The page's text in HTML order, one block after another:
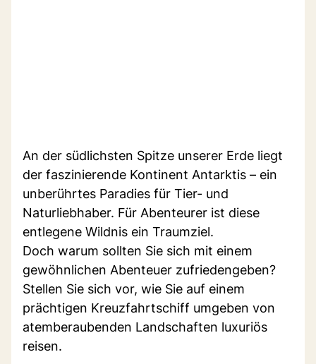
An der südlichsten Spitze unserer Erde liegt
der faszinierende Kontinent Antarktis – ein
unberührtes Paradies für Tier- und
Naturliebhaber. Für Abenteurer ist diese
entlegene Wildnis ein Traumziel.
Doch warum sollten Sie sich mit einem
gewöhnlichen Abenteuer zufriedengeben?
Stellen Sie sich vor, wie Sie auf einem
prächtigen Kreuzfahrtschiff umgeben von
atemberaubenden Landschaften luxuriös
reisen.